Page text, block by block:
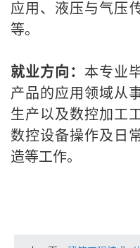
应用、液压与气压
等。
就业方向： 本专业
产品的应用领域从
生产以及数控加工
数控设备操作及日
造等工作。